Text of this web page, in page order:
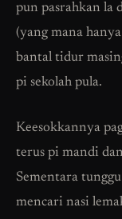
pun pasrahkan la
(yang mana
bantal tidur
pi sekolah pula.
Keesokkannya
terus pi mandi
Sementara
mencari nasi